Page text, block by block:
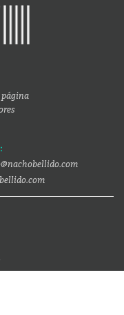
página